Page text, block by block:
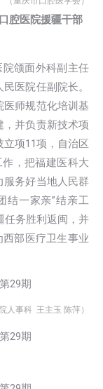
腔医院援疆干部
颌面外科副主任
医院任副院长。
师规范化培训基
并负责新技术项
立项11项，自治区
，把福建医科大
服务好当地人民群
结一家亲”结亲工
任务胜利返闽，并
西部医疗卫生事业
人事科 王主玉 陈萍）